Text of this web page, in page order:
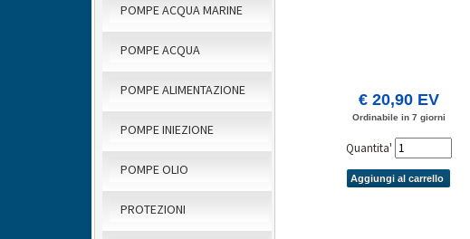
POMPE ACQUA MARINE
POMPE ACQUA
POMPE ALIMENTAZIONE
POMPE INIEZIONE
POMPE OLIO
PROTEZIONI
€ 20,90 EV
Ordinabile in 7 giorni
Quantita'
Aggiungi al carrello